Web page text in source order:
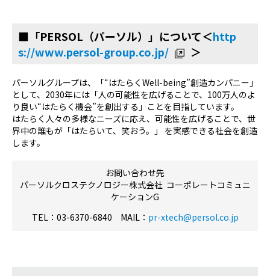
■「PERSOL（パーソル）」について＜http
s://www.persol-group.co.jp/
＞
パーソルグループは、「“はたらくWell-being”創造カンパニー」
として、2030年には「人の可能性を広げることで、100万人のよ
り良い“はたらく機会”を創出する」ことを目指しています。
はたらく人々の多様なニーズに応え、可能性を広げることで、世
界中の誰もが「はたらいて、笑おう。」 を実感できる社会を創造
します。
お問い合わせ先
パーソルクロステクノロジー株式会社 コーポレートコミュニ
ケーションG
TEL：03-6370-6840 MAIL： pr-xtech@persol.co.jp